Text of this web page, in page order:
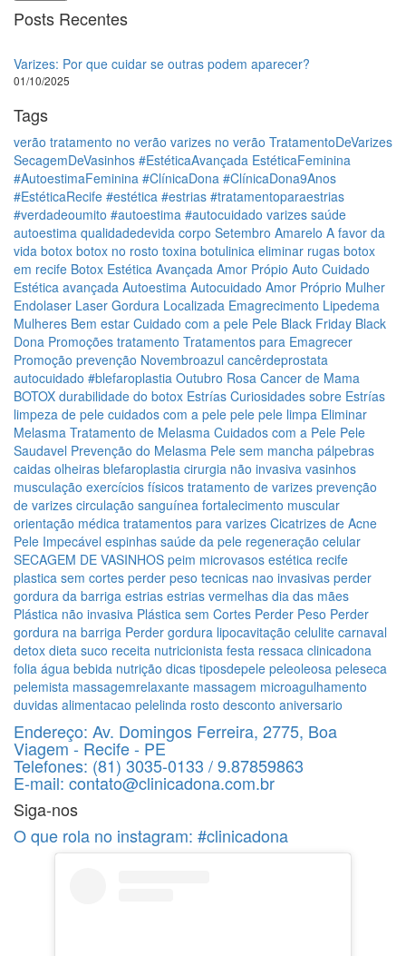
Posts Recentes
Varizes: Por que cuidar se outras podem aparecer?
01/10/2025
Tags
verão tratamento no verão varizes no verão TratamentoDeVarizes
SecagemDeVasinhos #EstéticaAvançada EstéticaFeminina
#AutoestimaFeminina #ClínicaDona #ClínicaDona9Anos
#EstéticaRecife #estética #estrias #tratamentoparaestrias
#verdadeoumito #autoestima #autocuidado varizes saúde
autoestima qualidadedevida corpo Setembro Amarelo A favor da
vida botox botox no rosto toxina botulinica eliminar rugas botox
em recife Botox Estética Avançada Amor Própio Auto Cuidado
Estética avançada Autoestima Autocuidado Amor Próprio Mulher
Endolaser Laser Gordura Localizada Emagrecimento Lipedema
Mulheres Bem estar Cuidado com a pele Pele Black Friday Black
Dona Promoções tratamento Tratamentos para Emagrecer
Promoção prevenção Novembroazul cancêrdeprostata
autocuidado #blefaroplastia Outubro Rosa Cancer de Mama
BOTOX durabilidade do botox Estrías Curiosidades sobre Estrías
limpeza de pele cuidados com a pele pele pele limpa Eliminar
Melasma Tratamento de Melasma Cuidados com a Pele Pele
Saudavel Prevenção do Melasma Pele sem mancha pálpebras
caidas olheiras blefaroplastia cirurgia não invasiva vasinhos
musculação exercícios físicos tratamento de varizes prevenção
de varizes circulação sanguínea fortalecimento muscular
orientação médica tratamentos para varizes Cicatrizes de Acne
Pele Impecável espinhas saúde da pele regeneração celular
SECAGEM DE VASINHOS peim microvasos estética recife
plastica sem cortes perder peso tecnicas nao invasivas perder
gordura da barriga estrias estrias vermelhas dia das mães
Plástica não invasiva Plástica sem Cortes Perder Peso Perder
gordura na barriga Perder gordura lipocavitação celulite carnaval
detox dieta suco receita nutricionista festa ressaca clinicadona
folia água bebida nutrição dicas tiposdepele peleoleosa peleseca
pelemista massagemrelaxante massagem microagulhamento
duvidas alimentacao pelelinda rosto desconto aniversario
Endereço: Av. Domingos Ferreira, 2775, Boa
Viagem - Recife - PE
Telefones: (81) 3035-0133 / 9.87859863
E-mail: contato@clinicadona.com.br
Siga-nos
O que rola no instagram: #clinicadona